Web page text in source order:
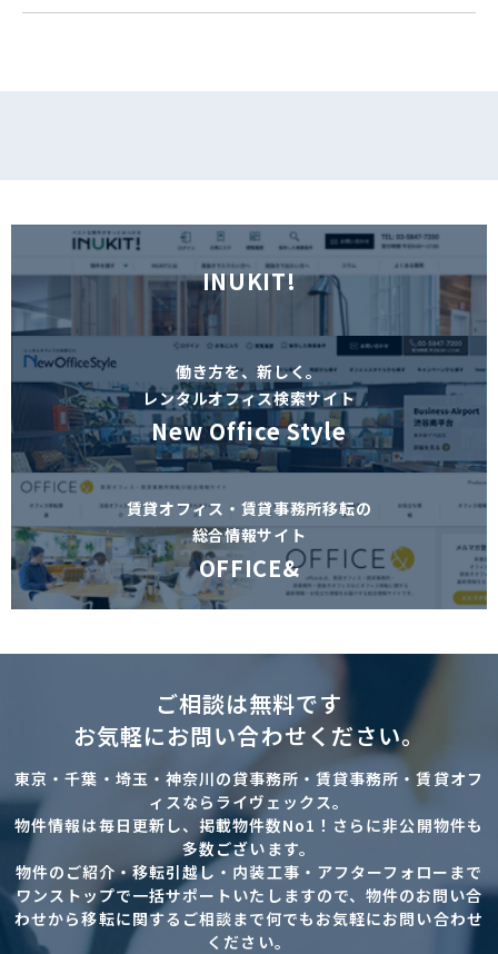
INUKIT!
働き方を、新しく。
レンタルオフィス検索サイト
New Office Style
賃貸オフィス・賃貸事務所移転の
総合情報サイト
OFFICE&
ご相談は無料です
お気軽にお問い合わせください。
東京・千葉・埼玉・神奈川の貸事務所・賃貸事務所・賃貸オフ
ィスならライヴェックス。
物件情報は毎日更新し、掲載物件数No1！さらに非公開物件も
多数ございます。
物件のご紹介・移転引越し・内装工事・アフターフォローまで
ワンストップで一括サポートいたしますので、物件のお問い合
わせから移転に関するご相談まで何でもお気軽にお問い合わせ
ください。